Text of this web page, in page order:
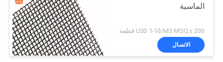
الماسية
USD 1-10/M3 MOQ:≤ 200 قطعة
الاتصال